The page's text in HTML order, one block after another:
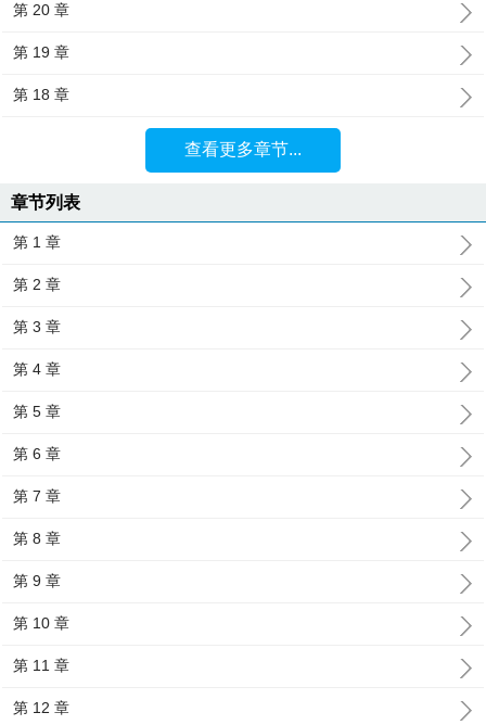
第 20 章
第 19 章
第 18 章
查看更多章节...
章节列表
第 1 章
第 2 章
第 3 章
第 4 章
第 5 章
第 6 章
第 7 章
第 8 章
第 9 章
第 10 章
第 11 章
第 12 章